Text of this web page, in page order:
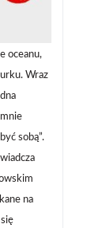
oceanu,
Wraz
sobą”.
na